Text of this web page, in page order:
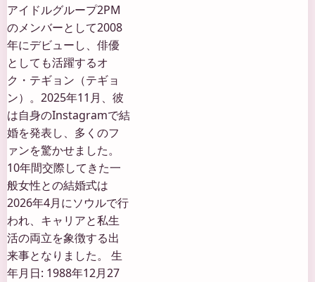
アイドルグループ2PM
のメンバーとして2008
年にデビューし、俳優
としても活躍するオ
ク・テギョン（テギョ
ン）。2025年11月、彼
は自身のInstagramで結
婚を発表し、多くのフ
ァンを驚かせました。
10年間交際してきた一
般女性との結婚式は
2026年4月にソウルで行
われ、キャリアと私生
活の両立を象徴する出
来事となりました。 生
年月日: 1988年12月27